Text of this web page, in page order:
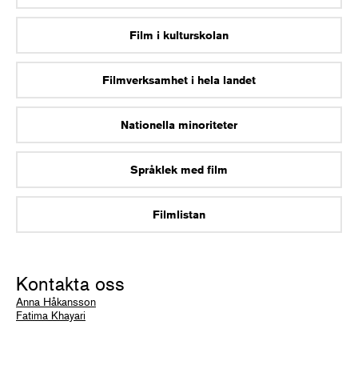
Film i kulturskolan
Filmverksamhet i hela landet
Nationella minoriteter
Språklek med film
Filmlistan
Kontakta oss
Anna Håkansson
Fatima Khayari